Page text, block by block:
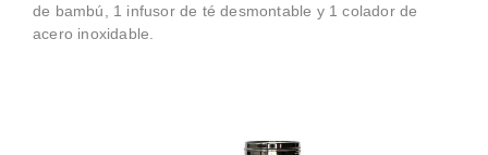
de bambú, 1 infusor de té desmontable y 1 colador de
acero inoxidable.